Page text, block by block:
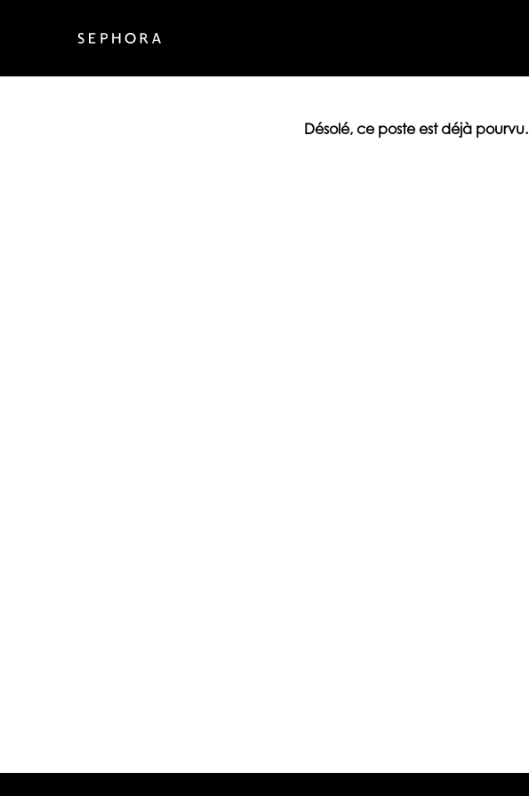
Désolé, ce poste est déjà pourvu.